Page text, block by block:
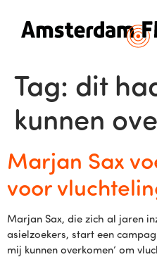
Tag: dit
kunnen
Marjan Sax
voor
Marjan Sax, die zich al jaren
asielzoekers, start een
mij kunnen overkomen’ om